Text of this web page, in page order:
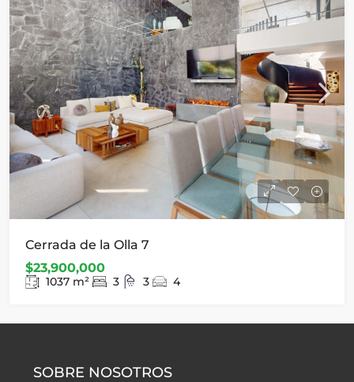
Cerrada de la Olla 7
$23,900,000
1037 m² 3 3 4
SOBRE NOSOTROS